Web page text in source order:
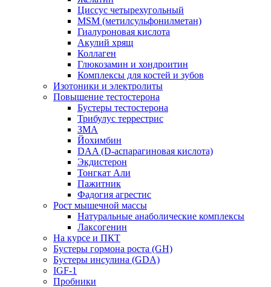
Циссус четырехугольный
MSM (метилсульфонилметан)
Гиалуроновая кислота
Акулий хрящ
Коллаген
Глюкозамин и хондроитин
Комплексы для костей и зубов
Изотоники и электролиты
Повышение тестостерона
Бустеры тестостерона
Трибулус террестрис
ЗМА
Йохимбин
DAA (D-аспарагиновая кислота)
Экдистерон
Тонгкат Али
Пажитник
Фадогия агрестис
Рост мышечной массы
Натуральные анаболические комплексы
Лаксогенин
На курсе и ПКТ
Бустеры гормона роста (GH)
Бустеры инсулина (GDA)
IGF-1
Пробники